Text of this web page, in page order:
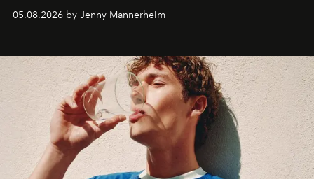
codes de la parfumerie contemporaine en proposant
une approche aussi intuitive que personnelle :
05.08.2026 by Jenny Mannerheim